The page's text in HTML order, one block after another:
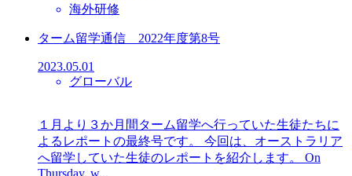
海外研修
ターム留学通信 2022年度第8号
2023.05.01
グローバル
１月より３か月間ターム留学へ行っていた生徒たちに
よるレポートの最終号です。 今回は、オーストラリア
へ留学していた生徒のレポートを紹介します。 On
Thursday, w...